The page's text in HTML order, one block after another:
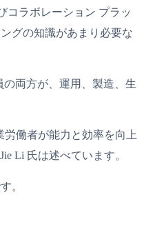
コラボレーション プラッ
グの知識があまり必要な
の両方が、運用、製造、生
働者が能力と効率を向上
Li 氏は述べています。
。